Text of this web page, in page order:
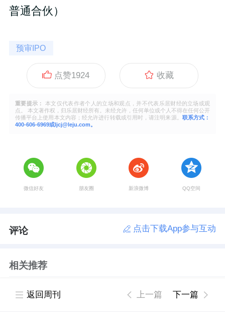
普通合伙）
返回周刊 上一篇 下一篇
预审IPO
点赞1924 收藏
重要提示：
本文仅代表作者个人的立场和观点，并不代表乐居财经的立场或观
点。 本文著作权，归乐居财经所有。未经允许，任何单位或个人不得在任何公开
传播平台上使用本文内容；经允许进行转载或引用时，请注明来源。 联系方式：
400-606-6969或ljcj@leju.com。
微信好友 朋友圈 新浪微博 QQ空间
评论 点击下载App参与互动
相关推荐
平安银行首笔多边央行数字货币桥跨境支付业